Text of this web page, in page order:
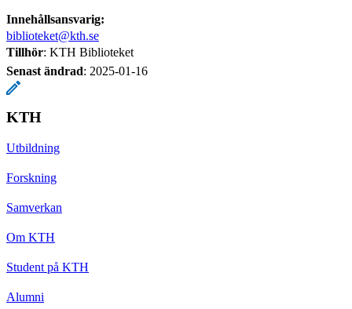
Innehållsansvarig:
biblioteket@kth.se
Tillhör: KTH Biblioteket
Senast ändrad: 2025-01-16
KTH
Utbildning
Forskning
Samverkan
Om KTH
Student på KTH
Alumni